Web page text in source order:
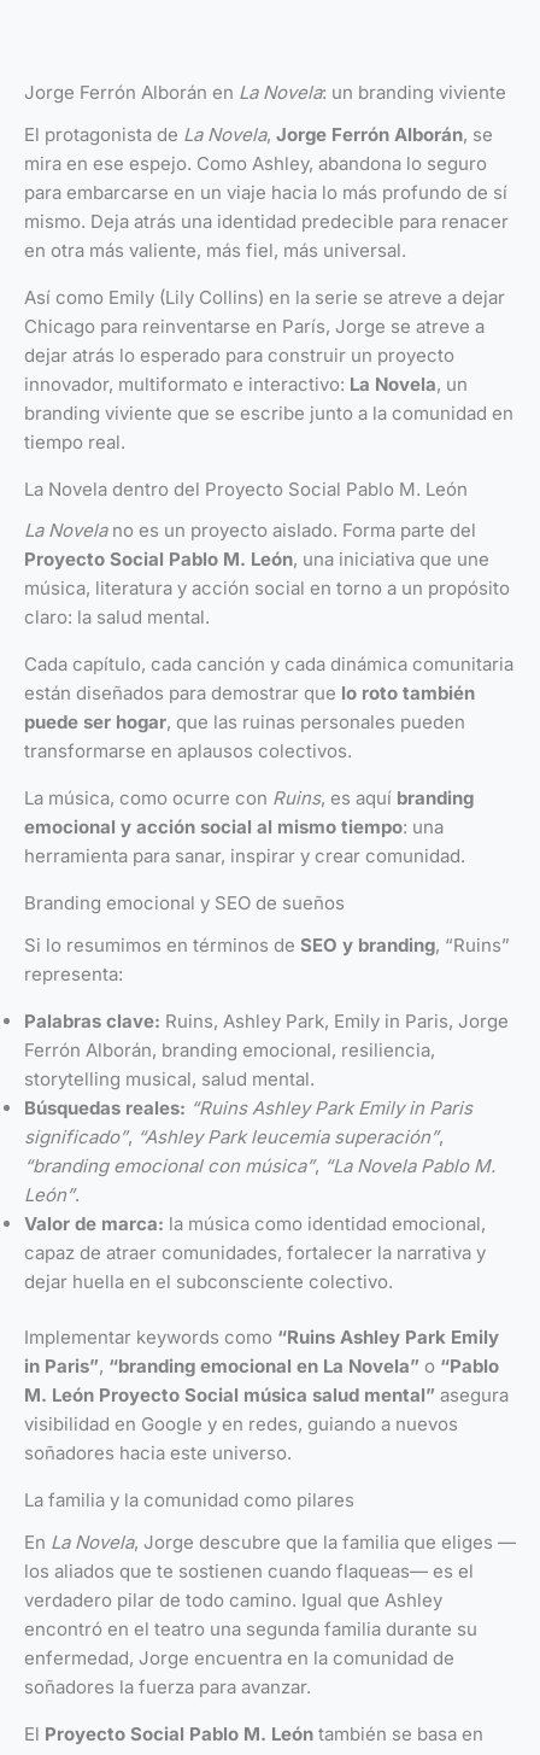
Jorge Ferrón Alborán en La Novela: un branding viviente
El protagonista de La Novela, Jorge Ferrón Alborán, se
mira en ese espejo. Como Ashley, abandona lo seguro
para embarcarse en un viaje hacia lo más profundo de sí
mismo. Deja atrás una identidad predecible para renacer
en otra más valiente, más fiel, más universal.
Así como Emily (Lily Collins) en la serie se atreve a dejar
Chicago para reinventarse en París, Jorge se atreve a
dejar atrás lo esperado para construir un proyecto
innovador, multiformato e interactivo: La Novela, un
branding viviente que se escribe junto a la comunidad en
tiempo real.
La Novela dentro del Proyecto Social Pablo M. León
La Novelano es un proyecto aislado. Forma parte del
Proyecto Social Pablo M. León, una iniciativa que une
música, literatura y acción social en torno a un propósito
claro: la salud mental.
Cada capítulo, cada canción y cada dinámica comunitaria
están diseñados para demostrar que lo roto también
puede ser hogar, que las ruinas personales pueden
transformarse en aplausos colectivos.
La música, como ocurre con Ruins, es aquí branding
emocional y acción social al mismo tiempo: una
herramienta para sanar, inspirar y crear comunidad.
Branding emocional y SEO de sueños
Si lo resumimos en términos de SEO y branding, “Ruins”
representa:
Palabras clave: Ruins, Ashley Park, Emily in Paris, Jorge
Ferrón Alborán, branding emocional, resiliencia,
storytelling musical, salud mental.
Búsquedas reales: “Ruins Ashley Park Emily in Paris
significado”, “Ashley Park leucemia superación”,
“branding emocional con música”, “La Novela Pablo M.
León”.
Valor de marca: la música como identidad emocional,
capaz de atraer comunidades, fortalecer la narrativa y
dejar huella en el subconsciente colectivo.
Implementar keywords como “Ruins Ashley Park Emily
in Paris”, “branding emocional en La Novela” o “Pablo
M. León Proyecto Social música salud mental” asegura
visibilidad en Google y en redes, guiando a nuevos
soñadores hacia este universo.
La familia y la comunidad como pilares
En La Novela, Jorge descubre que la familia que eliges —
los aliados que te sostienen cuando flaqueas— es el
verdadero pilar de todo camino. Igual que Ashley
encontró en el teatro una segunda familia durante su
enfermedad, Jorge encuentra en la comunidad de
soñadores la fuerza para avanzar.
El Proyecto Social Pablo M. León también se basa en